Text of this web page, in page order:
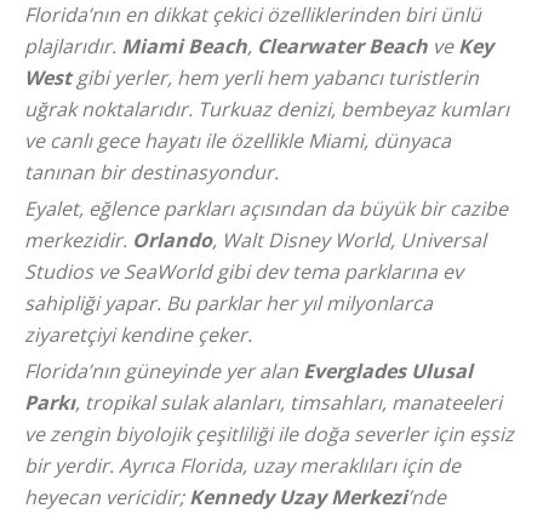
Florida’nın en dikkat çekici özelliklerinden biri ünlü
plajlarıdır. Miami Beach, Clearwater Beach veKey
Westgibi yerler, hem yerli hem yabancı turistlerin
uğrak noktalarıdır. Turkuaz denizi, bembeyaz kumları
ve canlı gece hayatı ile özellikle Miami, dünyaca
tanınan bir destinasyondur.
Eyalet, eğlence parkları açısından da büyük bir cazibe
merkezidir. Orlando, Walt Disney World, Universal
Studios ve SeaWorld gibi dev tema parklarına ev
sahipliği yapar. Bu parklar her yıl milyonlarca
ziyaretçiyi kendine çeker.
Florida’nın güneyinde yer alan Everglades Ulusal
Parkı, tropikal sulak alanları, timsahları, manateeleri
ve zengin biyolojik çeşitliliği ile doğa severler için eşsiz
bir yerdir. Ayrıca Florida, uzay meraklıları için de
heyecan vericidir;Kennedy Uzay Merkezi’nde